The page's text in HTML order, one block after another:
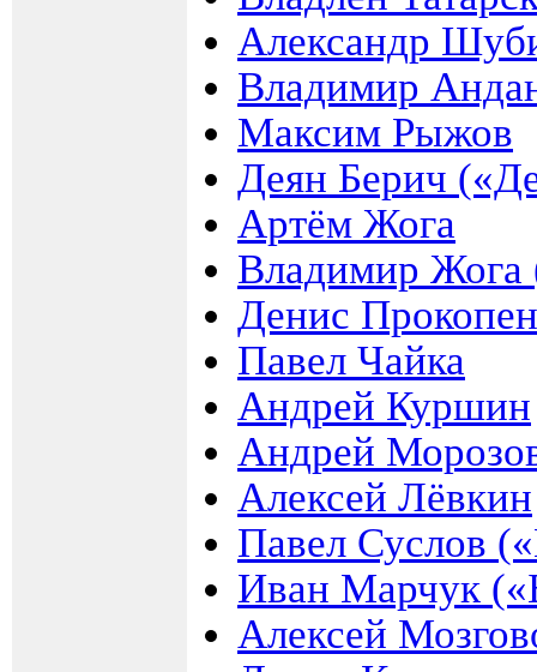
Александр
Владимир
Максим Рыжов
Деян Берич
Артём Жога
Владимир Жога
Денис
Павел Чайка
Андрей Куршин
Андрей
Алексей Лёвкин
Павел Суслов
Иван Марчук
Алексей